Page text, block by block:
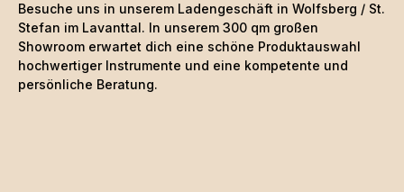
Besuche uns in unserem Ladengeschäft in Wolfsberg / St.
Stefan im Lavanttal. In unserem 300 qm großen
Showroom erwartet dich eine schöne Produktauswahl
hochwertiger Instrumente und eine kompetente und
persönliche Beratung.